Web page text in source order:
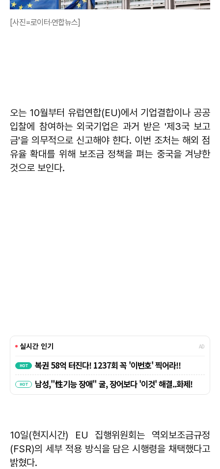
[사진=로이터·연합뉴스]
오는 10월부터 유럽연합(EU)에서 기업결합이나 공공
입찰에 참여하는 외국기업은 과거 받은 '제3국 보고
금'을 의무적으로 신고해야 햔다. 이번 조처는 해외 점
유율 확대를 위해 보조금 정책을 펴는 중국을 겨냥한
것으로 보인다.
10일(현지시간) EU 집행위원회는 역외보조금규정
(FSR)의 세부 적용 방식을 담은 시행령을 채택했다고
밝혔다.